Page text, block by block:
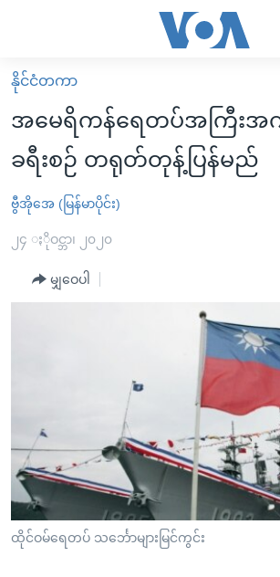
လွယ်ကူ
စေ
သည့်
Link
များ
ပင်မ
စာမျက်နှာ
ကျော်
ကြည့်
မူလစာမျက်နှာ
မြန်မာ
ကမ္ဘာ့သတင်းများ
နိုင်ငံတကာ
အစ္စရေး-ပါလက်စတိုင်း
ဗွီဒီယို
အင်္ဂလိပ်စာလေ့လာမယ်
ရုပ်ရှင်ထဲက အင်္ဂလိပ်စာ
သုတပဒေသာ အင်္ဂလိပ်စာ
ရေဒီယိုနှင့်ရုပ်သံ အချက်အလက်များ
ရေဒီယို/တီဗွီအစီအစဉ်
Learning English
ဗွီအိုအေ လူမှုကွန်ယက်များ
နိုင်ငံတကာ
အမေရိကန်ရေတပ်အကြီးအ
ခရီးစဉ် တရုတ်တုန့်ပြန်မည်
ဗွီအိုအေ (မြန်မာပိုင်း)
၂၄ ႏိုဝင္ဘာ၊ ၂၀၂၀
မျှဝေပါ
ထိုင်ဝမ်ရေတပ် သင်္ဘောများမြင်ကွင်း